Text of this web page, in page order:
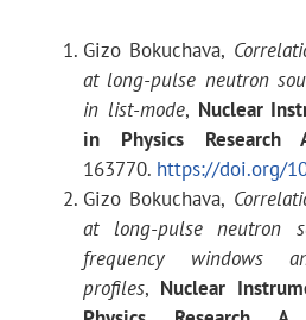
Размер нейтронного
пучка на месте образца
(переменный)
Расстояние замедлитель
– образец
Gizo Bokuchava,
at long-pulse neutron
in list-mode, Nuclear
in Physics Research
163770. https://doi.org/
Gizo Bokuchava,
at long-pulse neutron
frequency windows
profiles, Nuclear